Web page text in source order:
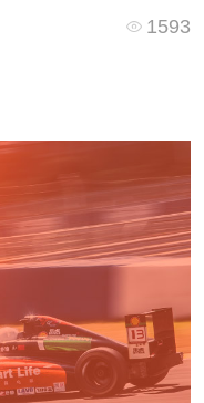
1593